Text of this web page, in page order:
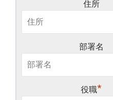
住所
部署名
役職*